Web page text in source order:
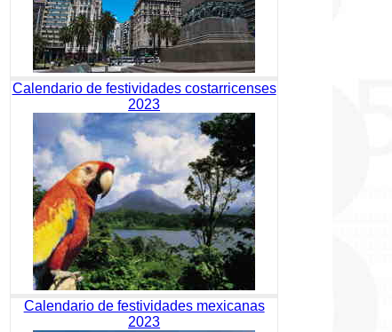
Calendario de festividades costarricenses
2023
Calendario de festividades mexicanas
2023